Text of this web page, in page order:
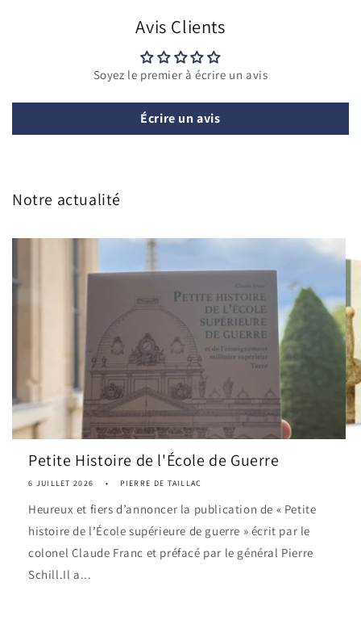
Avis Clients
Soyez le premier à écrire un avis
Écrire un avis
Notre actualité
Petite Histoire de l'École de Guerre
6 JUILLET 2026 PIERRE DE TAILLAC
Heureux et fiers d’annoncer la publication de « Petite
histoire de l’École supérieure de guerre » écrit par le
colonel Claude Franc et préfacé par le général Pierre
Schill.Il a...